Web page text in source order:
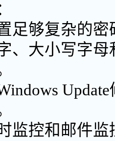
够复杂的密
、大小写字
Update
控和邮件监